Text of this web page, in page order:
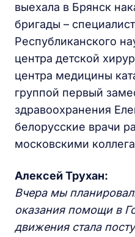
выехала в Брянск
бригады –
Республиканского
центра детской
центра медицины
группой первый
здравоохранения
белорусские врачи
московскими
Алексей Трухан:
Вчера мы
оказания помощи в
движения стала